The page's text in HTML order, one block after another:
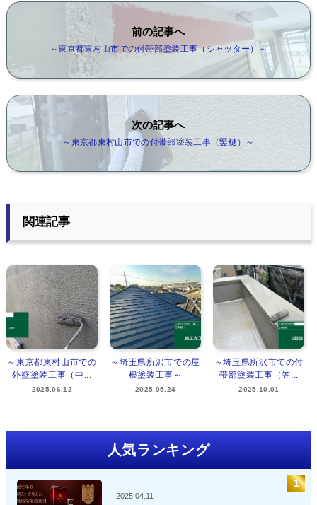
前の記事へ
～東京都東村山市での付帯部塗装工事（シャッター）～
次の記事へ
～東京都東村山市での付帯部塗装工事（竪樋）～
関連記事
～東京都東村山市での
外壁塗装工事（中...
2025.06.12
～埼玉県所沢市での屋
根塗装工事～
2025.05.24
～埼玉県所沢市での付
帯部塗装工事（笠...
2025.10.01
人気ランキング
2025.04.11